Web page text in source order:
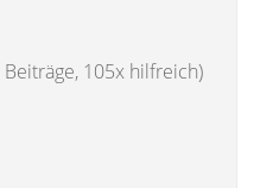
Beiträge, 105x hilfreich)